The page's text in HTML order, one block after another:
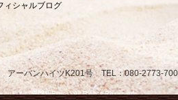
ィシャルブログ
アーバンハイツK201号 TEL：080-2773-
ッドスパ専門店Ernest All Rights Reserved.